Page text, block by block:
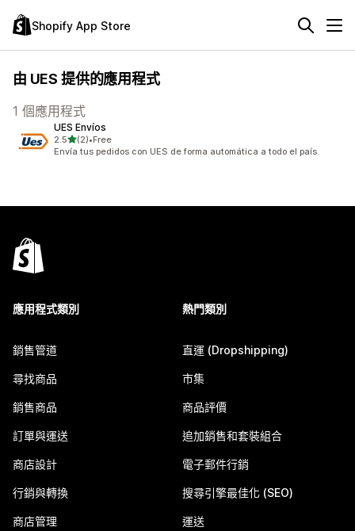
Shopify App Store
由 UES 提供的應用程式
1 個應用程式
UES Envíos
2.5滿分 5 顆星
(2)
共有 2 則評價
•Free
Envía tus pedidos con UES de forma automática a todo el país.
應用程式類別
銷售管道
尋找商品
銷售商品
訂單與運送
商店設計
行銷與轉換
商店管理
熱門類別
直運 (Dropshipping)
市集
商品評價
追加銷售和套裝組合
電子郵件行銷
搜尋引擎最佳化 (SEO)
運送